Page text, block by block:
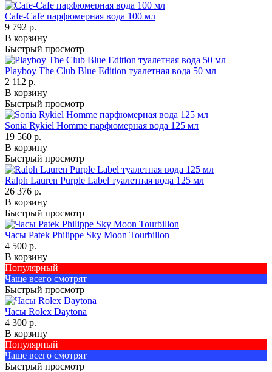
Cafe-Cafe парфюмерная вода 100 мл
9 792 р.
В корзину
Быстрый просмотр
Playboy The Club Blue Edition туалетная вода 50 мл
2 112 р.
В корзину
Быстрый просмотр
Sonia Rykiel Homme парфюмерная вода 125 мл
19 560 р.
В корзину
Быстрый просмотр
Ralph Lauren Purple Label туалетная вода 125 мл
26 376 р.
В корзину
Быстрый просмотр
Часы Patek Philippe Sky Moon Tourbillon
4 500 р.
В корзину
Популярный
Чаще всего смотрят
Быстрый просмотр
Часы Rolex Daytona
4 300 р.
В корзину
Популярный
Чаще всего смотрят
Быстрый просмотр